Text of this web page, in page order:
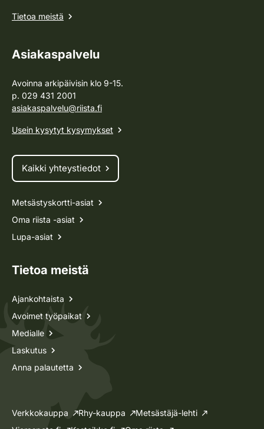
Tietoa meistä
Asiakaspalvelu
Avoinna arkipäivisin klo 9-15.
p. 029 431 2001
asiakaspalvelu@riista.fi
Usein kysytyt kysymykset
Kaikki yhteystiedot
Metsästyskortti-asiat
Oma riista -asiat
Lupa-asiat
Tietoa meistä
Ajankohtaista
Avoimet työpaikat
Medialle
Laskutus
Anna palautetta
Verkkokauppa Rhy-kauppa
Metsästäjä-lehti